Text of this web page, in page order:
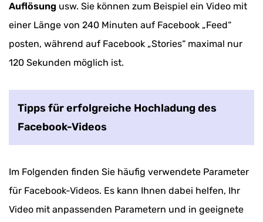
Auflösung usw. Sie können zum Beispiel ein Video mit
einer Länge von 240 Minuten auf Facebook „Feed“
posten, während auf Facebook „Stories“ maximal nur
120 Sekunden möglich ist.
Tipps für erfolgreiche Hochladung des
Facebook-Videos
Im Folgenden finden Sie häufig verwendete Parameter
für Facebook-Videos. Es kann Ihnen dabei helfen, Ihr
Video mit anpassenden Parametern und in geeignete